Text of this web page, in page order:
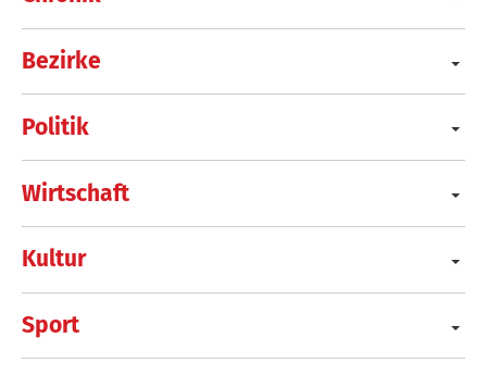
Bezirke
Politik
Wirtschaft
Kultur
Sport